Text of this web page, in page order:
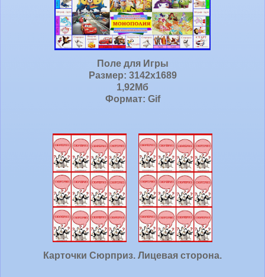
Поле для Игры
Размер: 3142х1689
1,92Мб
Формат: Gif
Карточки Сюрприз. Лицевая сторона.